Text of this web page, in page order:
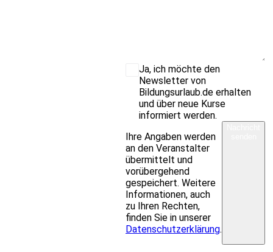
Ja, ich möchte den
Newsletter von
Bildungsurlaub.de erhalten
und über neue Kurse
informiert werden.
Ihre Angaben werden
an den Veranstalter
übermittelt und
vorübergehend
gespeichert. Weitere
Informationen, auch
zu Ihren Rechten,
finden Sie in unserer
Datenschutzerklärung.